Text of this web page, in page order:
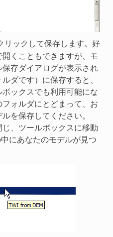
リックして保存します。好
くこともできますが、モ
存ダイアログが表示され
ダです）に保存すると、
ックスでも利用可能にな
ォルダにとどまって、お
を保存してください。
、ツールボックスに移動
にあなたのモデルが見つ